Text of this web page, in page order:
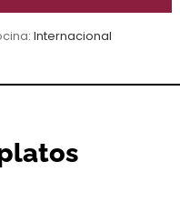
Internacional